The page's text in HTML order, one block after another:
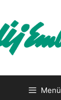
Menü